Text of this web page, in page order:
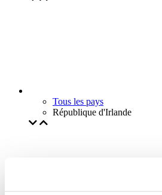
Tous les pays
République d'Irlande